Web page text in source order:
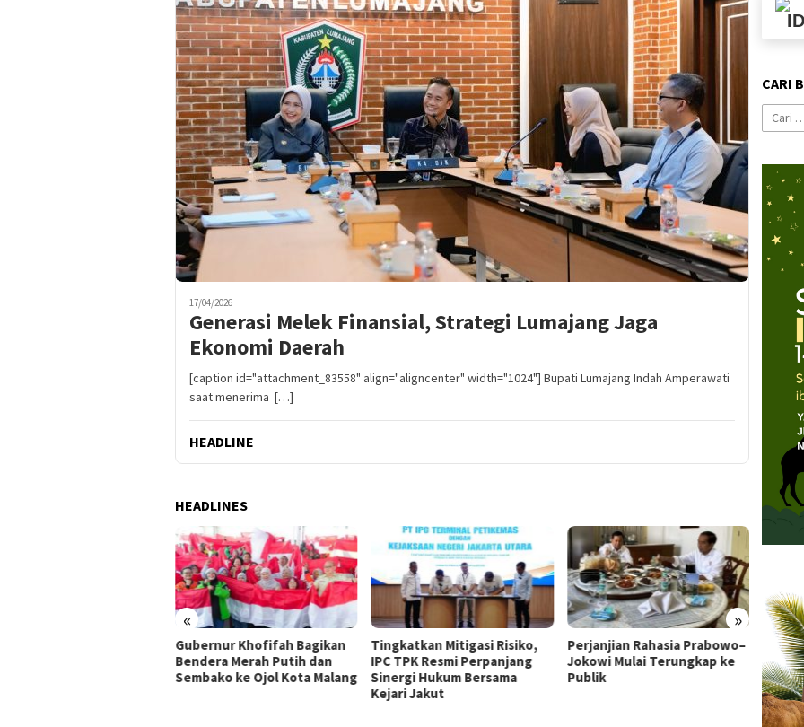
17/04/2026
Generasi Melek Finansial, Strategi Lumajang Jaga
Ekonomi Daerah
[caption id="attachment_83558" align="aligncenter" width="1024"] Bupati Lumajang Indah Amperawati
saat menerima […]
HEADLINE
HEADLINES
« »
Gubernur Khofifah Bagikan
Bendera Merah Putih dan
Sembako ke Ojol Kota Malang
Tingkatkan Mitigasi Risiko,
IPC TPK Resmi Perpanjang
Sinergi Hukum Bersama
Kejari Jakut
Perjanjian Rahasia Prabowo–
Jokowi Mulai Terungkap ke
Publik
CARI
Cari
untuk: